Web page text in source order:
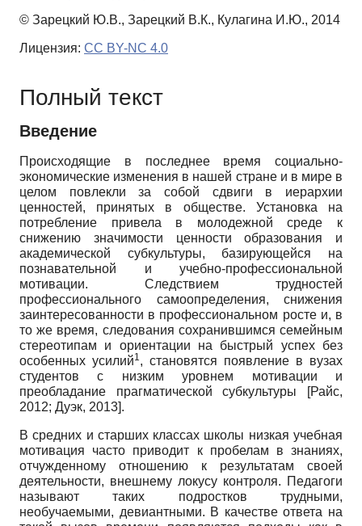
© Зарецкий Ю.В., Зарецкий В.К., Кулагина И.Ю., 2014
Лицензия: CC BY-NC 4.0
Полный текст
Введение
Происходящие в последнее время социально-
экономические изменения в нашей стране и в мире в
целом повлекли за собой сдвиги в иерархии
ценностей, принятых в обществе. Установка на
потребление привела в молодежной среде к
снижению значимости ценности образования и
академической субкультуры, базирующейся на
познавательной и учебно-профессиональной
мотивации. Следствием трудностей
профессионального самоопределения, снижения
заинтересованности в профессиональном росте и, в
то же время, следования сохранившимся семейным
стереотипам и ориентации на быстрый успех без
особенных усилий1, становятся появление в вузах
студентов с низким уровнем мотивации и
преобладание прагматической субкультуры
[Райс,
2012; Дуэк, 2013].
В средних и старших классах школы низкая учебная
мотивация часто приводит к пробелам в знаниях,
отчужденному отношению к результатам своей
деятельности, внешнему локусу контроля. Педагоги
называют таких подростков трудными,
необучаемыми, девиантными. В качестве ответа на